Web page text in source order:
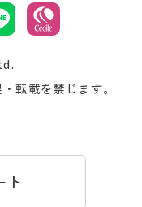
内
マップ
は
場合
転載を禁じます。
ト